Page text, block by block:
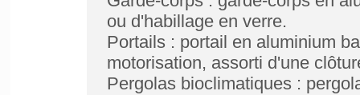
ou d'habillage en verre.
Portails : portail en aluminium
motorisation, assorti d'une
Pergolas bioclimatiques :